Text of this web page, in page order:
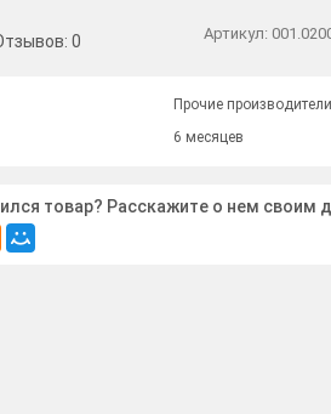
0 Артикул:
Прочие производители
6 месяцев
товар? Расскажите о нем своим